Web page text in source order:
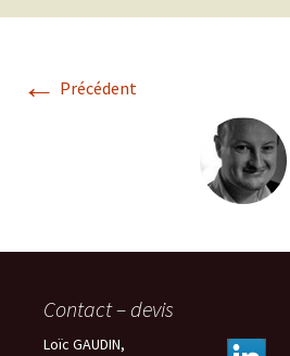
← Précédent
Contact – devis
Loïc GAUDIN,